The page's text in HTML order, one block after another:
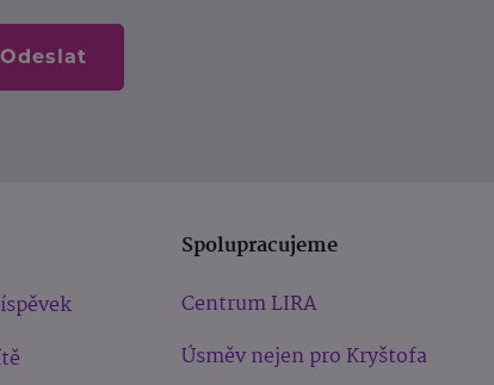
Odeslat
Spolupracujeme
Centrum LIRA
Úsměv nejen pro Kryštofa